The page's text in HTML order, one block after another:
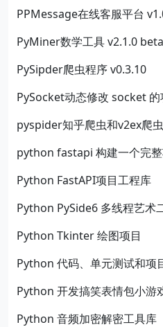
PPMessage在线客服平台
PyMiner数学工具 v2.1.0 beta
PySipder爬虫程序 v0.3.10
PySocket动态修改 socket 的
pyspider知乎爬虫和v2ex爬
python fastapi 构建一个完
Python FastAPI项目工程库
Python PySide6 多线程艺术
Python Tkinter 绘图项目
Python 代码、单元测试和项
Python 开发搞笑表情包小游
Python 音频加密解密工具库